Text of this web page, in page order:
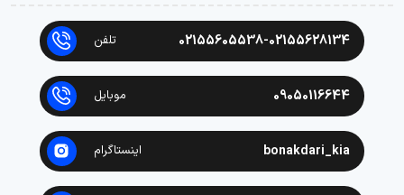
02155605538-02155628134 تلفن
09050116644 موبایل
bonakdari_kia اینستاگرام